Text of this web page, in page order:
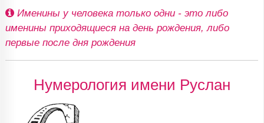
Именины у человека только одни - это либо
именины приходящиеся на день рождения, либо
первые после дня рождения
Нумерология имени Руслан